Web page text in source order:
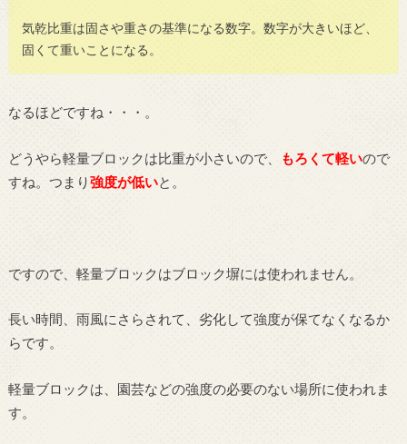
気乾比重は固さや重さの基準になる数字。数字が大きいほど、
固くて重いことになる。
なるほどですね・・・。
どうやら軽量ブロックは比重が小さいので、 もろくて軽いので
すね。つまり強度が低いと。
ですので、軽量ブロックはブロック塀には使われません。
長い時間、雨風にさらされて、劣化して強度が保てなくなるか
らです。
軽量ブロックは、園芸などの強度の必要のない場所に使われま
す。